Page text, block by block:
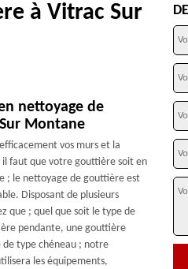
à Vitrac Sur
nettoyage de
Montane
vos murs et la
faut que votre gouttière soit en
; le nettoyage de gouttière est
Disposant de plusieurs
que ; quel que soit le type de
pendante, une gouttière
type chéneau ; notre
les équipements,